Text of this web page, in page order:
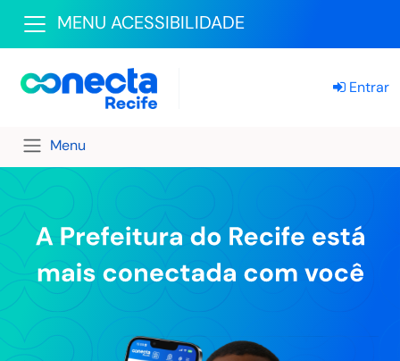
MENU ACESSIBILIDADE
Entrar
Menu